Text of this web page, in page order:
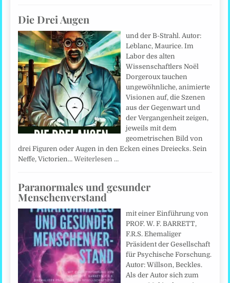
Die Drei Augen
und der B-Strahl. Autor:
Leblanc, Maurice. Im
Labor des alten
Wissenschaftlers Noël
Dorgeroux tauchen
ungewöhnliche, animierte
Visionen auf, die Szenen
aus der Gegenwart und
der Vergangenheit zeigen,
jeweils mit dem
geometrischen Bild von
drei Figuren oder Augen in den Ecken eines Dreiecks. Sein
Neffe, Victorien…Weiterlesen …
Paranormales und gesunder
Menschenverstand
mit einer Einführung von
PROF. W. F. BARRETT,
F.R.S. Ehemaliger
Präsident der Gesellschaft
für Psychische Forschung.
Autor: Willson, Beckles.
Als der Autor sich zum